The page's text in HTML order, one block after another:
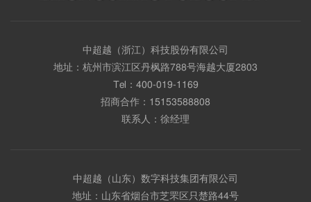
中超越（浙江）科技股份有限公司
地址：杭州市滨江区丹枫路788号海越大厦2803
Tel： 400-019-1169
招商合作： 15153588808
联系人：徐经理
中超越（山东）数字科技集团有限公司
地址：山东省烟台市芝罘区只楚路44号